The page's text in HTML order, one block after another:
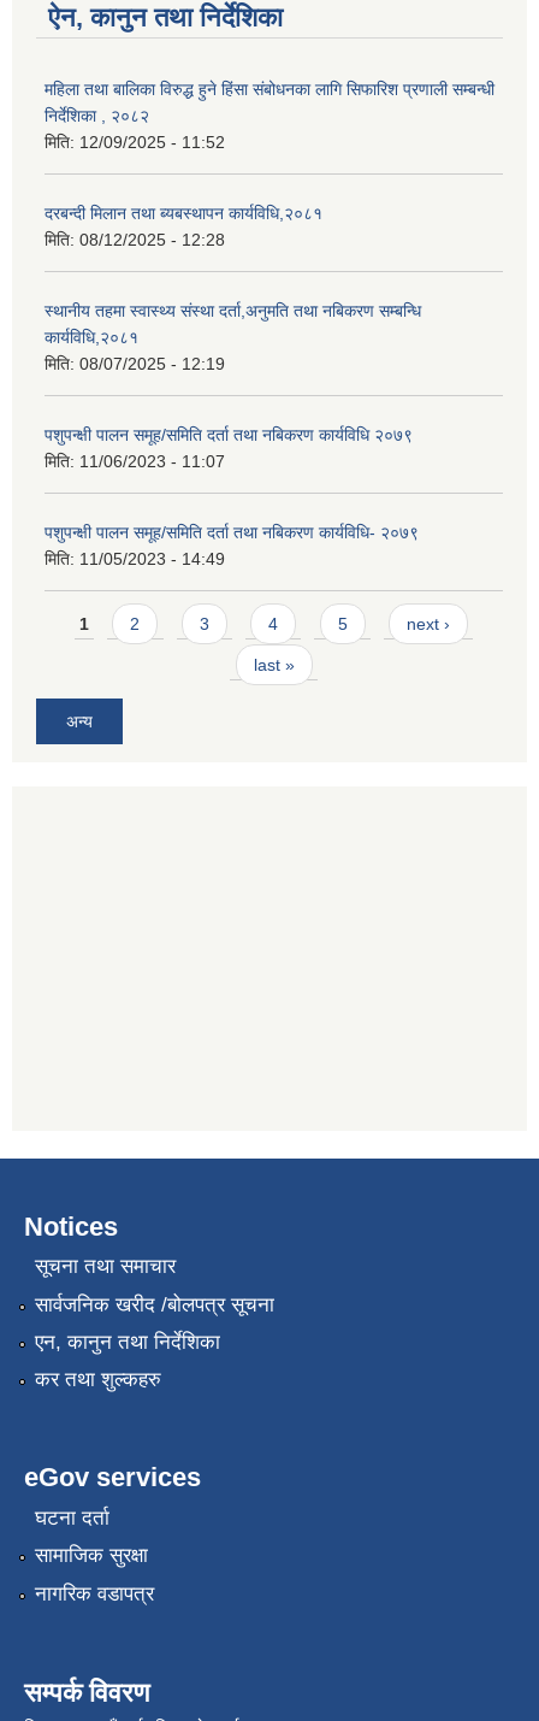
ऐन, कानुन तथा निर्देशिका
महिला तथा बालिका विरुद्ध हुने हिंसा संबोधनका लागि सिफारिश प्रणाली सम्बन्धी
निर्देशिका , २०८२
मिति: 12/09/2025 - 11:52
दरबन्दी मिलान तथा ब्यबस्थापन कार्यविधि,२०८१
मिति: 08/12/2025 - 12:28
स्थानीय तहमा स्वास्थ्य संस्था दर्ता,अनुमति तथा नबिकरण सम्बन्धि
कार्यविधि,२०८१
मिति: 08/07/2025 - 12:19
पशुपन्क्षी पालन समूह/समिति दर्ता तथा नबिकरण कार्यविधि २०७९
मिति: 11/06/2023 - 11:07
पशुपन्क्षी पालन समूह/समिति दर्ता तथा नबिकरण कार्यविधि- २०७९
मिति: 11/05/2023 - 14:49
Pages
1 2 3 4 5 next ›
last »
अन्य
Notices
सूचना तथा समाचार
सार्वजनिक खरीद /बोलपत्र सूचना
एन, कानुन तथा निर्देशिका
कर तथा शुल्कहरु
eGov services
घटना दर्ता
सामाजिक सुरक्षा
नागरिक वडापत्र
सम्पर्क विवरण